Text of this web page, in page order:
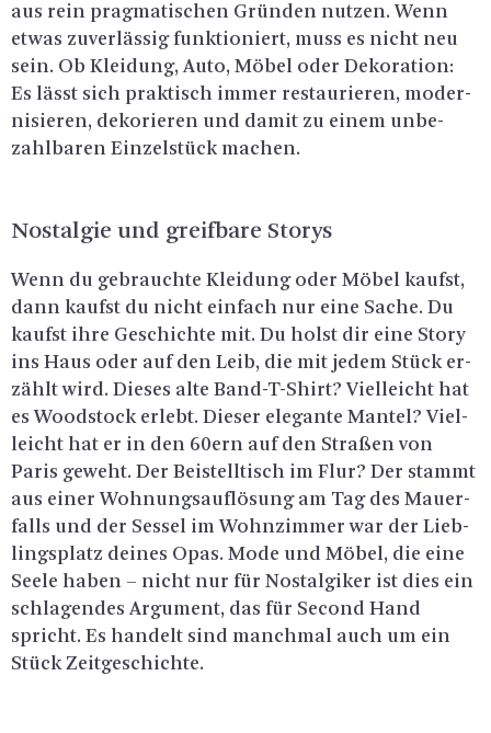
aus rein prag­ma­ti­schen Grün­den nut­zen. Wenn
etwas zu­ver­läs­sig funk­tio­niert, muss es nicht neu
sein. Ob Klei­dung, Auto, Möbel oder De­ko­ra­ti­on:
Es lässt sich prak­tisch immer re­stau­rie­ren, mo­der­
ni­sie­ren, de­ko­rie­ren und damit zu einem un­be­
zahl­ba­ren Ein­zel­stück ma­chen.
Nost­al­gie und greif­ba­re Sto­rys
Wenn du ge­brauch­te Klei­dung oder Möbel kaufst,
dann kaufst du nicht ein­fach nur eine Sache. Du
kaufst ihre Ge­schich­te mit. Du holst dir eine Story
ins Haus oder auf den Leib, die mit jedem Stück er­
zählt wird. Die­ses alte Band-T-Shirt? Viel­leicht hat
es Wood­stock er­lebt. Die­ser ele­gan­te Man­tel? Viel­
leicht hat er in den 60ern auf den Stra­ßen von
Paris ge­weht. Der Bei­stell­tisch im Flur? Der stammt
aus einer Woh­nungs­auf­lö­sung am Tag des Mau­er­
falls und der Ses­sel im Wohn­zim­mer war der Lieb­
lings­platz dei­nes Opas. Mode und Möbel, die eine
Seele haben – nicht nur für Nost­al­gi­ker ist dies ein
schla­gen­des Ar­gu­ment, das für Se­cond Hand
spricht. Es han­delt sind manch­mal auch um ein
Stück Zeit­ge­schich­te.